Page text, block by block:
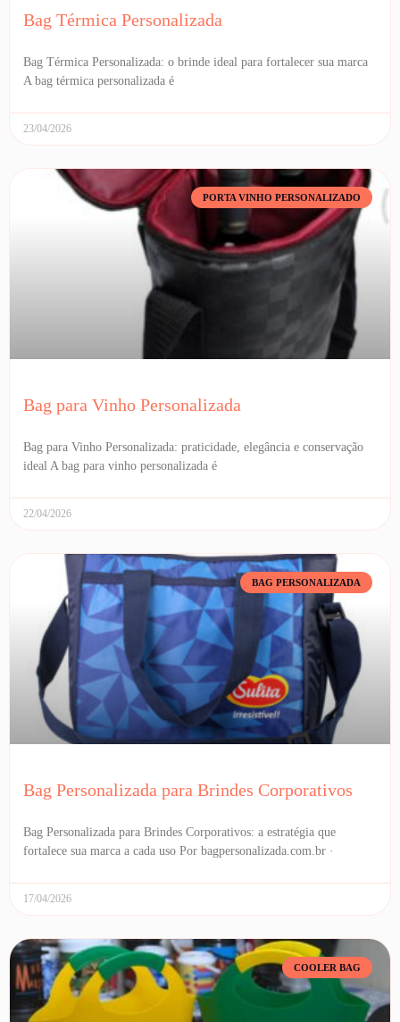
Bag Térmica Personalizada
Bag Térmica Personalizada: o brinde ideal para fortalecer sua marca
A bag térmica personalizada é
23/04/2026
PORTA VINHO PERSONALIZADO
Bag para Vinho Personalizada
Bag para Vinho Personalizada: praticidade, elegância e conservação
ideal A bag para vinho personalizada é
22/04/2026
BAG PERSONALIZADA
Bag Personalizada para Brindes Corporativos
Bag Personalizada para Brindes Corporativos: a estratégia que
fortalece sua marca a cada uso Por bagpersonalizada.com.br ·
17/04/2026
COOLER BAG